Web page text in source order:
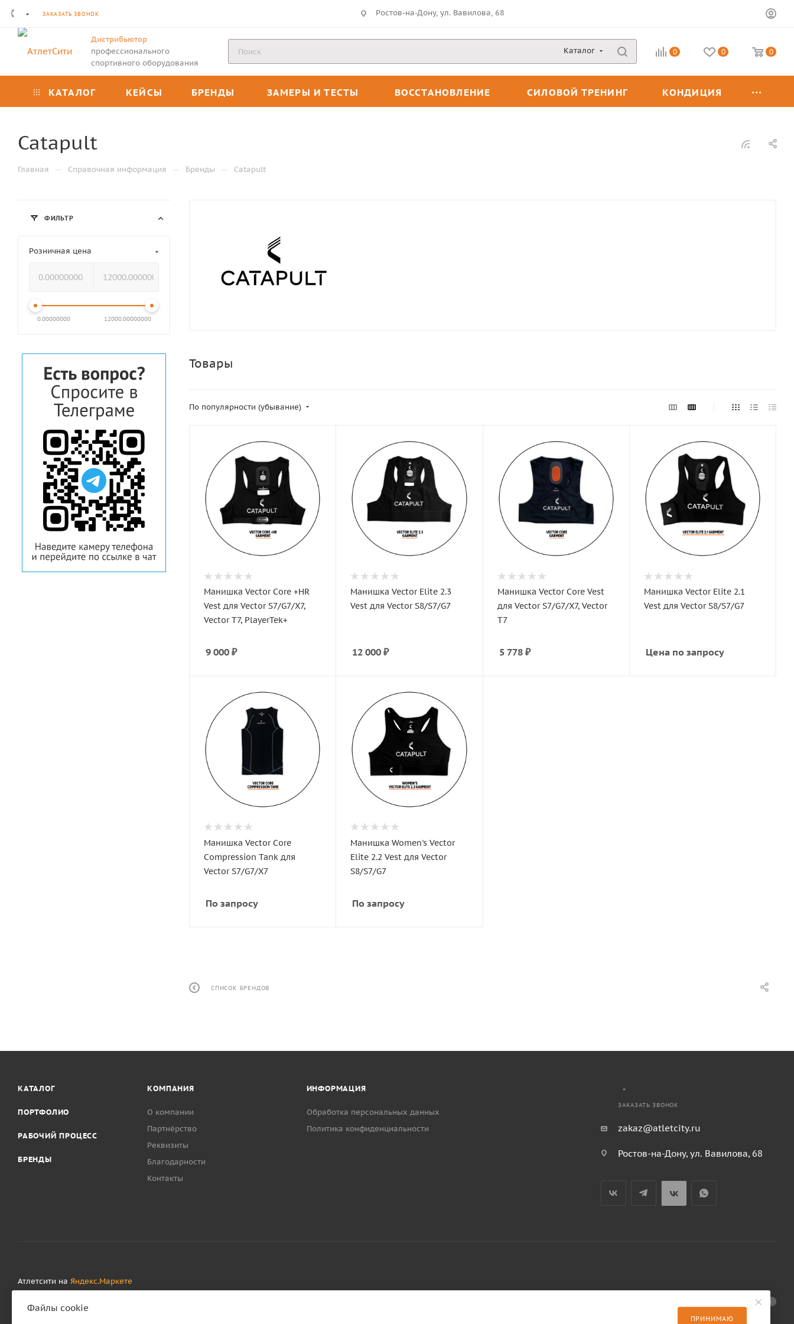
ЗАКАЗАТЬ ЗВОНОК Ростов-на-Дону, ул. Вавилова, 68
Дистрибьютор
профессионального
спортивного оборудования
Каталог 0 0 0
КАТАЛОГ КЕЙСЫ БРЕНДЫ ЗАМЕРЫ И ТЕСТЫ ВОССТАНОВЛЕНИЕ СИЛОВОЙ ТРЕНИНГ КОНДИЦИЯ
Catapult
Главная — Справочная информация — Бренды — Catapult
Товары
По популярности (убывание)
Манишка Vector Core +HR
Vest для Vector S7/G7/X7,
Vector T7, PlayerTek+
9 000 ₽
Манишка Vector Elite 2.3
Vest для Vector S8/S7/G7
12 000 ₽
Манишка Vector Core Vest
для Vector S7/G7/X7, Vector
T7
5 778₽
Манишка Vector Elite 2.1
Vest для Vector S8/S7/G7
Цена по запросу
Манишка Vector Core
Compression Tank для
Vector S7/G7/X7
По запросу
Манишка Women's Vector
Elite 2.2 Vest для Vector
S8/S7/G7
По запросу
СПИСОК БРЕНДОВ
ФИЛЬТР
Розничная цена
0.00000000 12000.00000000
КАТАЛОГ
ПОРТФОЛИО
РАБОЧИЙ ПРОЦЕСС
БРЕНДЫ
КОМПАНИЯ
О компании
Партнёрство
Реквизиты
Благодарности
Контакты
ИНФОРМАЦИЯ
Обработка персональных данных
Политика конфиденциальности
ЗАКАЗАТЬ ЗВОНОК
zakaz@atletcity.ru
Ростов-на-Дону, ул. Вавилова, 68
Атлетсити на Яндекс.Маркете
Файлы cookie
ПРИНИМАЮ